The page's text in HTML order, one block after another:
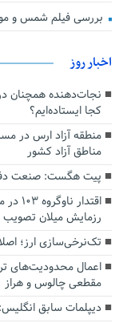
بررسی فیلم شمس و
اخبار روز
کجا ایستاده‌ایم؟
منطقه آزاد ارس در
مناطق آزاد کشور
پیت هگست: صنعت
رزمایش میلان
تک‌نرخی‌سازی ارز؛
اعمال محدودیت‌های
مقطعی چالوس و هراز
دیپلمات سابق